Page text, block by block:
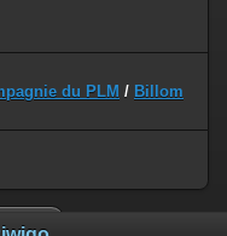
du PLM / Billom